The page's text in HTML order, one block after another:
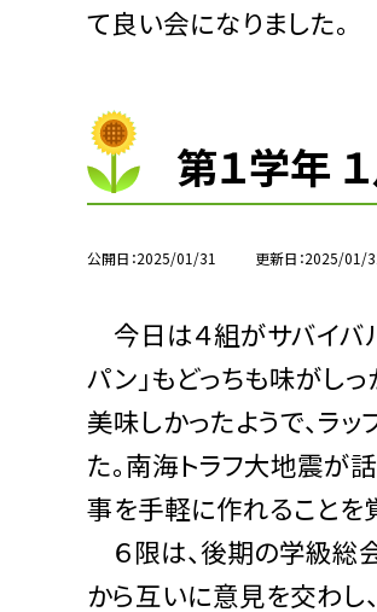
て良い会になりました。
第１学年
公開日 2025/01/31 更新日 2025/01/
今日は４組がサバイバ
パン」もどっちも味がし
美味しかったようで、ラ
た。南海トラフ大地震が
事を手軽に作れることを
６限は、後期の学級総
から互いに意見を交わし